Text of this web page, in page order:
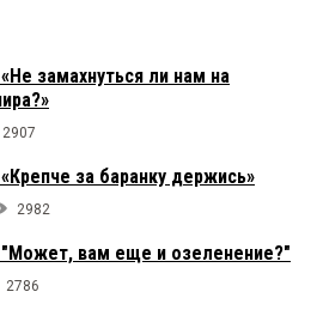
замахнуться ли нам на
2907
за баранку держись»
2982
вам еще и озеленение?"
2786